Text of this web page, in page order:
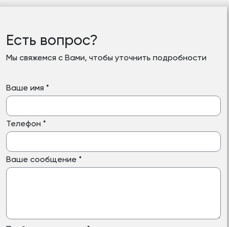
Есть вопрос?
Мы свяжемся с Вами, чтобы уточнить подробности
Ваше имя *
Телефон *
Ваше сообщение *